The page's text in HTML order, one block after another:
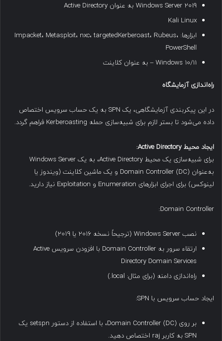
Windows Server 2019 به عنوان Active Directory
Kali Linux
ابزارها: Impacket، Metasploit، nxc، targetedKerberoast، Rubeus،
PowerShell
Windows 10/11 – به عنوان کلاینت
راه‌اندازی آزمایشگاه
در این پیکربندی آزمایشگاهی، یک SPN به یک حساب سرویس اختصاص
داده می‌شود تا بستر لازم برای شبیه‌سازی حمله Kerberoasting فراهم گردد.
ایجاد محیطActive Directory:
برای شبیه‌سازی یک محیط Active Directory، به یک Windows Server
به‌عنوان Domain Controller (DC) و یک ماشین کلاینت (ویندوز یا
لینوکس) برای اجرای ابزارهای Enumeration و Exploitation نیاز دارید.
Domain Controller:
نصب Windows Server (ترجیحاً نسخه ۲۰۱۶ یا ۲۰۱۹)
ارتقاء سرور به Domain Controller با افزودن سرویس Active
Directory Domain Services
راه‌اندازی دامنه (برای مثال: local.)
ایجاد حساب سرویس با SPN:
بر روی Domain Controller (DC)، با استفاده از دستور setspn یک
SPN به کاربر raj اختصاص دهید.